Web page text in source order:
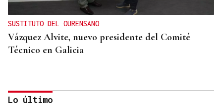
SUSTITUTO DEL OURENSANO
Vázquez Alvite, nuevo presidente del Comité
Técnico en Galicia
Lo último